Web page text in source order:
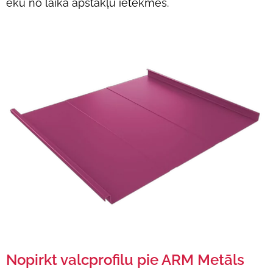
ēku no laika apstākļu ietekmes.
Nopirkt valcprofilu pie ARM Metāls